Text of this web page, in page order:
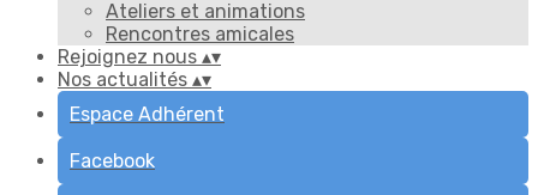
Ateliers et animations
Rencontres amicales
Rejoignez nous ▴▾
Nos actualités ▴▾
Espace Adhérent
Facebook